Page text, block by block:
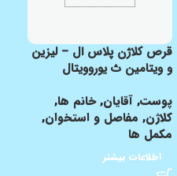
قرص کلاژن پلاس ال – لیزین
و ویتامین ث یوروویتال
پوست, آقایان,خانم ها,
کلاژن, مفاصل و استخوان,
مکمل ها
اطلاعات بیشتر